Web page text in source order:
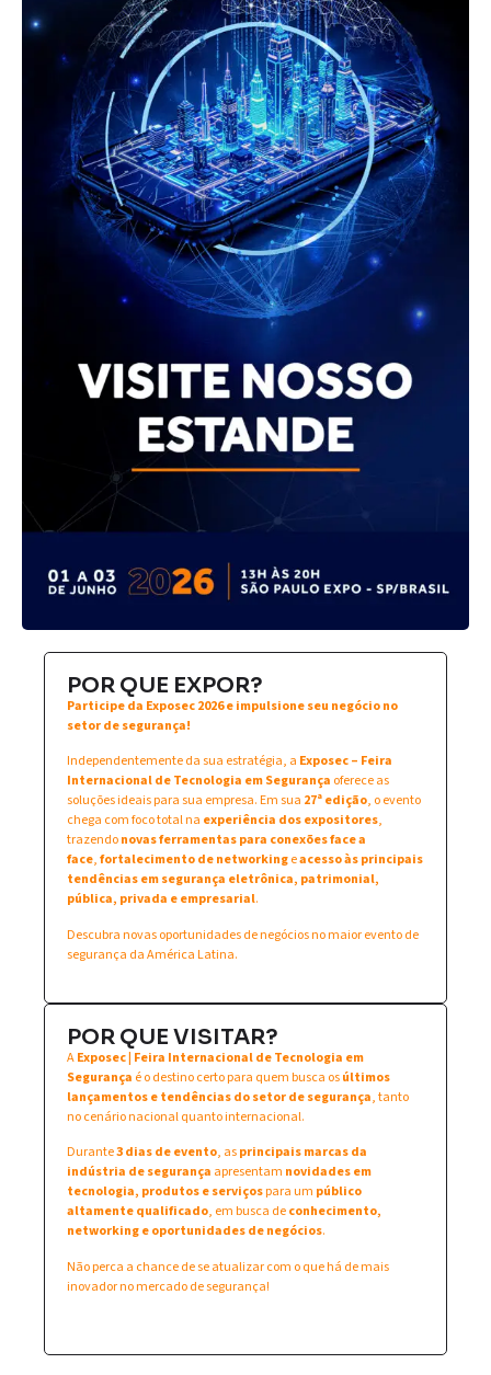
POR QUE EXPOR?
Participe da Exposec 2026 e impulsione seu negócio no
setor de segurança!
Independentemente da sua estratégia, a Exposec – Feira
Internacional de Tecnologia em Segurança oferece as
soluções ideais para sua empresa. Em sua 27ª edição, o evento
chega com foco total na experiência dos expositores,
trazendonovas ferramentas para conexões face a
face,fortalecimento de networkingeacesso às principais
tendências em segurança eletrônica, patrimonial,
pública, privada e empresarial.
Descubra novas oportunidades de negócios no maior evento de
segurança da América Latina.
POR QUE VISITAR?
AExposec | Feira Internacional de Tecnologia em
Segurança é o destino certo para quem busca osúltimos
lançamentos e tendências do setor de segurança, tanto
no cenário nacional quanto internacional.
Durante3 dias de evento, asprincipais marcas da
indústria de segurança apresentam novidades em
tecnologia, produtos e serviçospara um público
altamente qualificado, em busca deconhecimento,
networking e oportunidades de negócios.
Não perca a chance de se atualizar com o que há de mais
inovador no mercado de segurança!